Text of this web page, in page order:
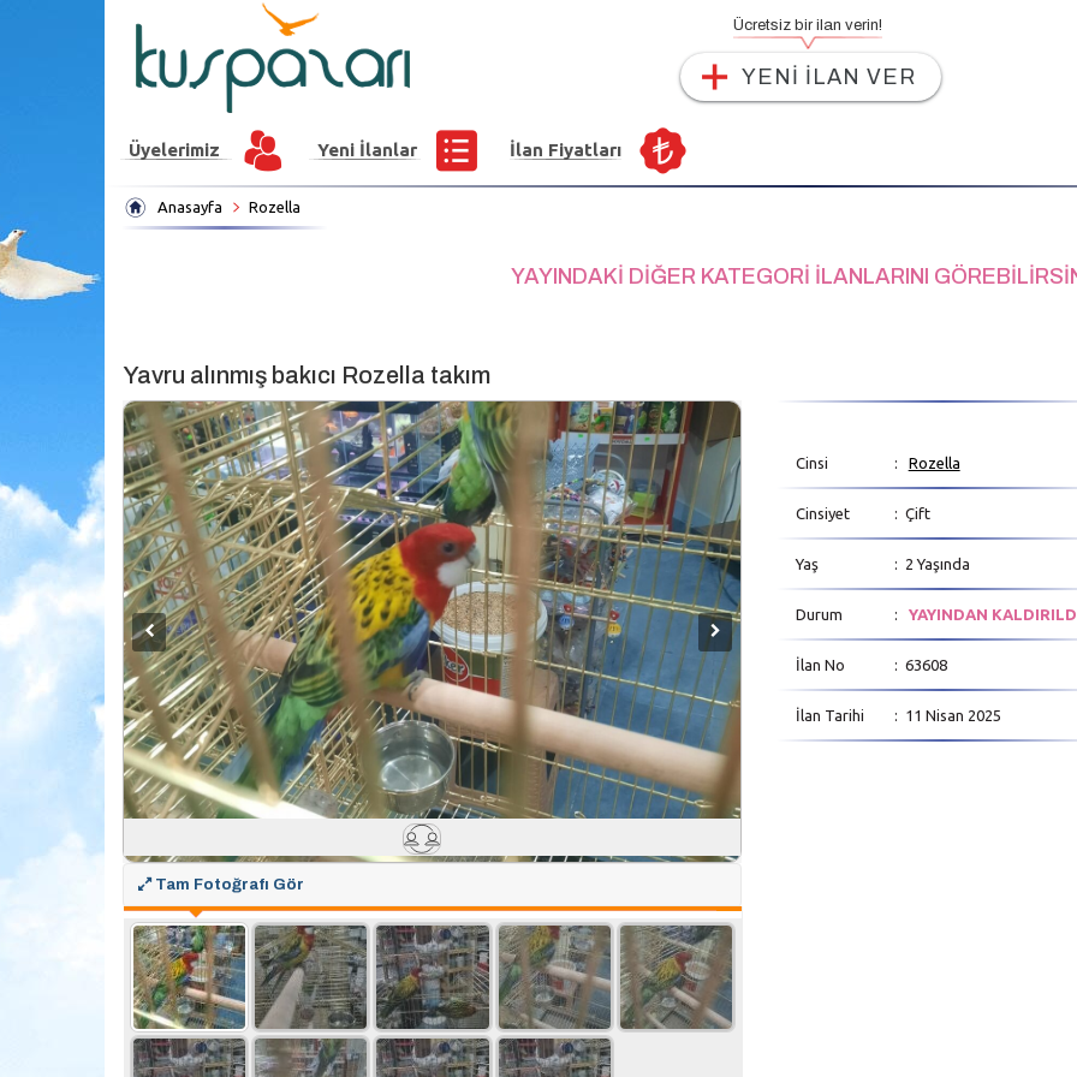
Ücretsiz bir ilan verin!
YENİ İLAN VER
Üyelerimiz Yeni İlanlar İlan Fiyatları
Anasayfa Rozella
YAYINDAKİ DİĞER KATEGORİ İLANLARINI
Yavru alınmış bakıcı Rozella takım
Tam Fotoğrafı Gör
Cinsi : Rozella
Cinsiyet : Çift
Yaş : 2 Yaşında
Durum : YAYINDAN
İlan No : 63608
İlan Tarihi : 11 Nisan 2025